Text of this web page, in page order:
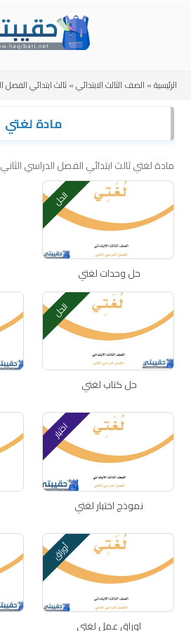
الرئيسية» الصف الثالث الابتدائي»ثالث ابتدائي الفصل
مادة لغتي
مادة لغتي ثالث ابتدائي الفصل الدراسي
الحل
حل وحدات لغتي
الحل
حل كتاب لغتي
اختبار
نموذج اختبار لغتي
أوراق
اوراق عمل لغتي